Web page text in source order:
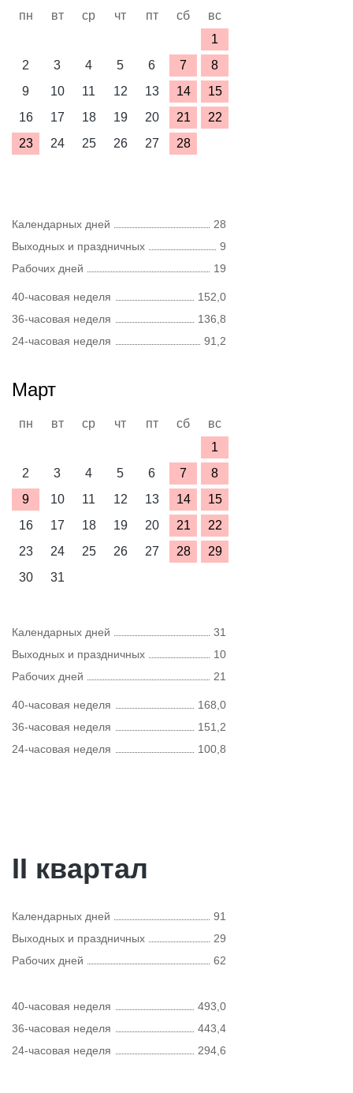
пн вт ср чт пт сб
вс
1
2
3 4 5 6 7
8
9
10 11 12 13 14
15
16
17 18 19 20 21
22
23
24 25 26 27 28
Календарных дней
28
Выходных и праздничных
9
Рабочих дней
19
40-часовая неделя
152,0
36-часовая неделя
136,8
24-часовая неделя
91,2
Март
пн вт ср чт пт сб
вс
1
2
3 4 5 6 7
8
9
10 11 12 13 14
15
16
17 18 19 20 21
22
23
24 25 26 27 28
29
30
31
Календарных дней
31
Выходных и праздничных
10
Рабочих дней
21
40-часовая неделя
168,0
36-часовая неделя
151,2
24-часовая неделя
100,8
II квартал
Календарных дней
91
Выходных и праздничных
29
Рабочих дней
62
40-часовая неделя
493,0
36-часовая неделя
443,4
24-часовая неделя
294,6